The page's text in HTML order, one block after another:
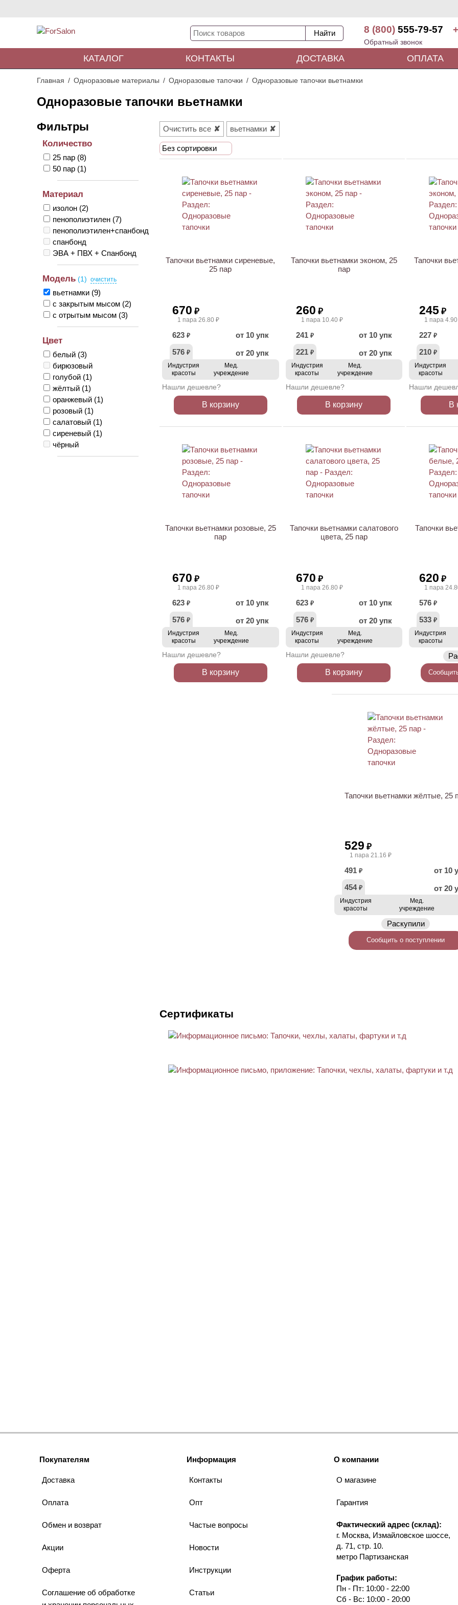
8 (800) 555-79-57
Обратный звонок
КАТАЛОГ КОНТАКТЫ ДОСТАВКА ОПЛАТА
Главная Одноразовые материалы Одноразовые тапочки Одноразовые тапочки вьетнамки
Одноразовые тапочки вьетнамки
Количество
25 пар (8)
50 пар (1)
Материал
изолон (2)
пенополиэтилен (7)
пенополиэтилен+спанбонд
спанбонд
ЭВА + ПВХ + Спанбонд
Модель (1)
вьетнамки (9)
с закрытым мысом (2)
с отрытым мысом (3)
Цвет
белый (3)
бирюзовый
голубой (1)
жёлтый (1)
оранжевый (1)
розовый (1)
салатовый (1)
сиреневый (1)
чёрный
Очистить все вьетнамки
Без сортировки
Тапочки вьетнамки сиреневые,
25 пар
670 ₽
1 пара 26.80 ₽
623 ₽
от 10 упк
576 ₽ от 20 упк
Индустрия
красоты
Мед.
учреждение
Нашли дешевле?
В корзину
Тапочки вьетнамки эконом, 25
пар
260 ₽
1 пара 10.40 ₽
241 ₽
от 10 упк
221 ₽ от 20 упк
Индустрия
красоты
Мед.
учреждение
Нашли дешевле?
В корзину
Тапочки
245 ₽
1 пара
227 ₽
210 ₽
Индустрия
красоты
Нашли
В
Тапочки вьетнамки розовые, 25
пар
670 ₽
1 пара 26.80 ₽
623 ₽
от 10 упк
576 ₽ от 20 упк
Индустрия
красоты
Мед.
учреждение
Нашли дешевле?
В корзину
Тапочки вьетнамки салатового
цвета, 25 пар
670 ₽
1 пара 26.80 ₽
623 ₽
от 10 упк
576 ₽ от 20 упк
Индустрия
красоты
Мед.
учреждение
Нашли дешевле?
В корзину
Тапочки
620 ₽
1 пара
576 ₽
533 ₽
Индустрия
красоты
Тапочки вьетнамки жёлтые, 25
529 ₽
1 пара 21.16 ₽
491 ₽
от 10
454 ₽ от 20
Индустрия
красоты
Мед.
учреждение
Раскупили
Сообщить о поступлении
Сертификаты
Покупателям
Доставка
Оплата
Обмен и возврат
Акции
Оферта
Соглашение об обработке
Информация
Контакты
Опт
Частые вопросы
Новости
Инструкции
Статьи
О компании
О магазине
Гарантия
Фактический адрес (склад):
г. Москва, Измайловское шоссе,
д. 71, стр. 10.
метро Партизанская
График работы:
Пн - Пт: 10:00 - 22:00
Сб - Вс: 10:00 - 20:00